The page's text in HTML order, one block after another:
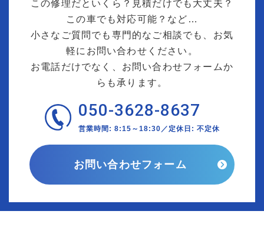
この修理だといくら？見積だけでも大丈夫？
この車でも対応可能？など…
小さなご質問でも専門的なご相談でも、お気
軽にお問い合わせください。
お電話だけでなく、お問い合わせフォームか
らも承ります。
050-3628-8637
営業時間: 8:15～18:30／定休日: 不定休
お問い合わせフォーム